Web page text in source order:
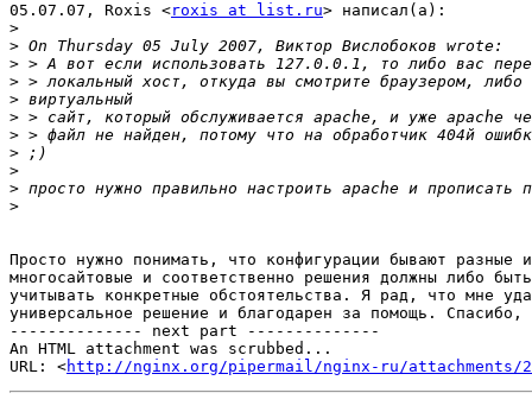
05.07.07, Roxis <roxis at list.ru> написал(а):
>
>
>
>
>
>
>
>
>
>
>
Просто нужно понимать, что конфигурации бывают разные
многосайтовые и соответственно решения должны либо
учитывать конкретные обстоятельства. Я рад, что мне
универсальное решение и благодарен за помощь. Спасибо,
-------------- next part --------------
An HTML attachment was scrubbed...
URL: <http://nginx.org/pipermail/nginx-ru/attachments/